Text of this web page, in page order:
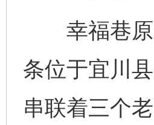
幸福巷原
条位于宜川
串联着三个